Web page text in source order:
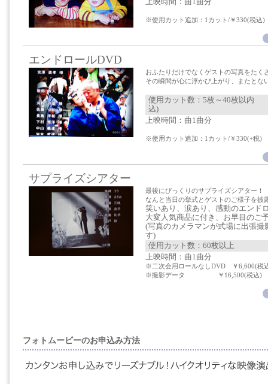
※使用カット追加：1カット/￥330(税込)
エンドロールDVD
おふたりだけでなくゲストの写真をたく
その瞬間が心に浮かび上がり、またとな
使用カット数：5枚～40枚以
込)
上映時間：曲1曲分
※使用カット追加：1カット/￥330(+税)
サプライズシアター
最後にびっくりのサプライズシアター！
なんと当日の挙式とゲストのご様子を披
笑いあり、涙あり、感動のエンド
大変人気商品に付き、お早目のご
(写真のカメラマンが式場に出張
す)
使用カット数：60枚以上
上映時間：曲1曲分
※二次会用ロールなしDVD ￥6,600(税
※撮影データ ￥16,500(税込)
フォトムービーのお申込み方法